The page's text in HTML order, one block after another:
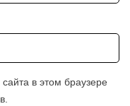
в этом браузере